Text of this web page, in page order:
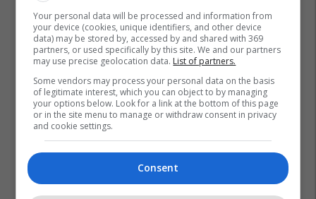
Your personal data will be processed and information from
your device (cookies, unique identifiers, and other device
data) may be stored by, accessed by and shared with 369
partners, or used specifically by this site. We and our partners
may use precise geolocation data. List of partners.
Some vendors may process your personal data on the basis
of legitimate interest, which you can object to by managing
your options below. Look for a link at the bottom of this page
or in the site menu to manage or withdraw consent in privacy
and cookie settings.
Consent